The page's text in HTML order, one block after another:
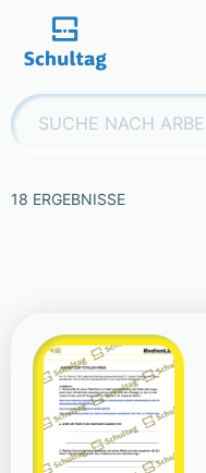
content
Suchen
nach:
18 ERGEBNISSE